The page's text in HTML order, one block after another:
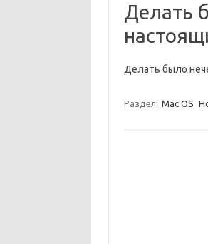
Делать
Делать было
Раздел: Mac OS